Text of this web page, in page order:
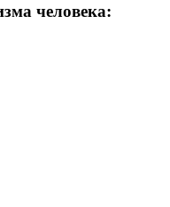
человека: